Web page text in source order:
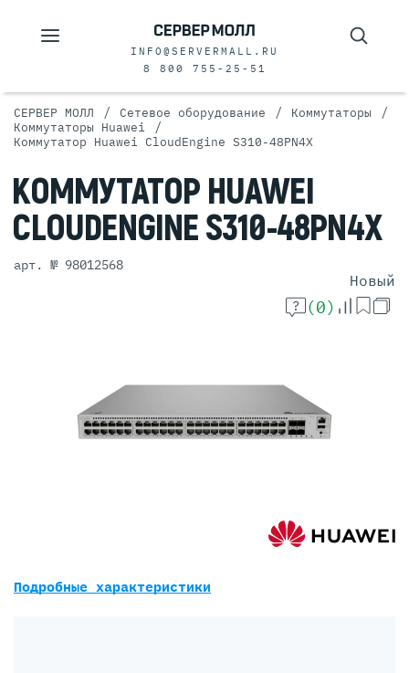
INFO@SERVERMALL.RU
8 800 755-25-51
СЕРВЕР МОЛЛ / Сетевое оборудование / Коммутаторы /
Коммутаторы Huawei /
Коммутатор Huawei CloudEngine S310-48PN4X
КОММУТАТОР HUAWEI
CLOUDENGINES310-48PN4X
арт. № 98012568
Новый
(0)
Подробные характеристики